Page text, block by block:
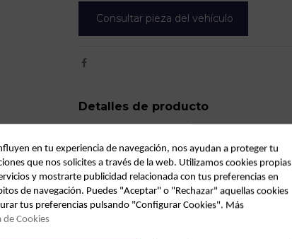
Consultar pieza del vehículo
Detalles de producto
Bastidor
Combustible
Versión
en tu experiencia de navegación, nos ayudan a proteger tu
que nos solicites a través de la web. Utilizamos cookies propias
y mostrarte publicidad relacionada con tus preferencias en
de navegación. Puedes "Aceptar" o "Rechazar" aquellas cookies
tus preferencias pulsando "Configurar Cookies". Más
de Cookies